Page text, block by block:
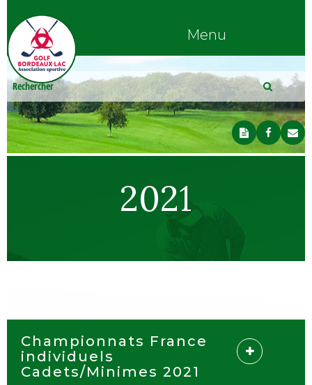
Menu
2021
Championnats France
individuels
Cadets/Minimes 2021